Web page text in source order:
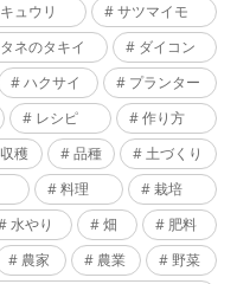
キュウリ
サツマイモ
タネのタキイ
ダイコン
ハクサイ
プランター
レシピ
作り方
収穫 品種
土づくり
料理
栽培
水やり 畑
肥料
農家 農業
野菜